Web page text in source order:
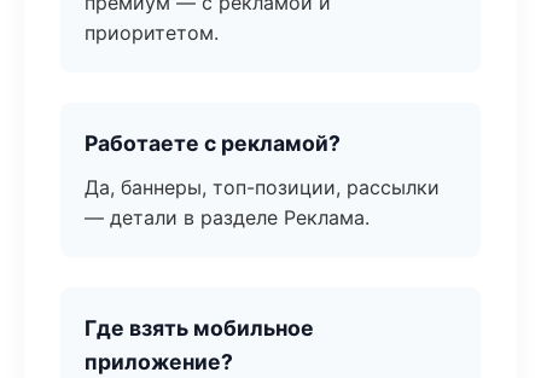
приоритетом.
Работаете с рекламой?
Да, баннеры, топ-позиции, рассылки
— детали в разделе Реклама.
Где взять мобильное
приложение?